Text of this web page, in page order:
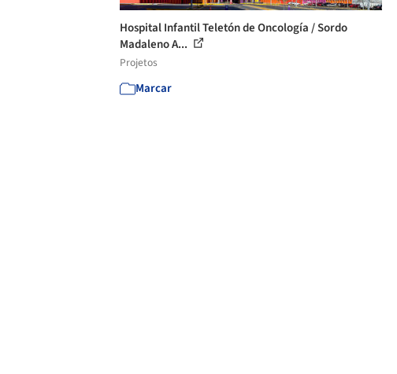
Hospital Infantil Teletón de Oncología / Sordo
Madaleno A...
Projetos
Marcar